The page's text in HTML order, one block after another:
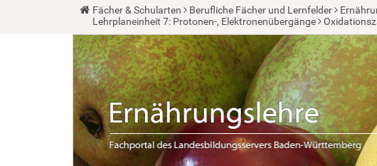
Y
u
a
r
e
h
e
r
e
:
Fächer & Schularten Berufliche Fächer und Lernfelder
Lehrplaneinheit 7: Protonen-, Elektronenübergänge